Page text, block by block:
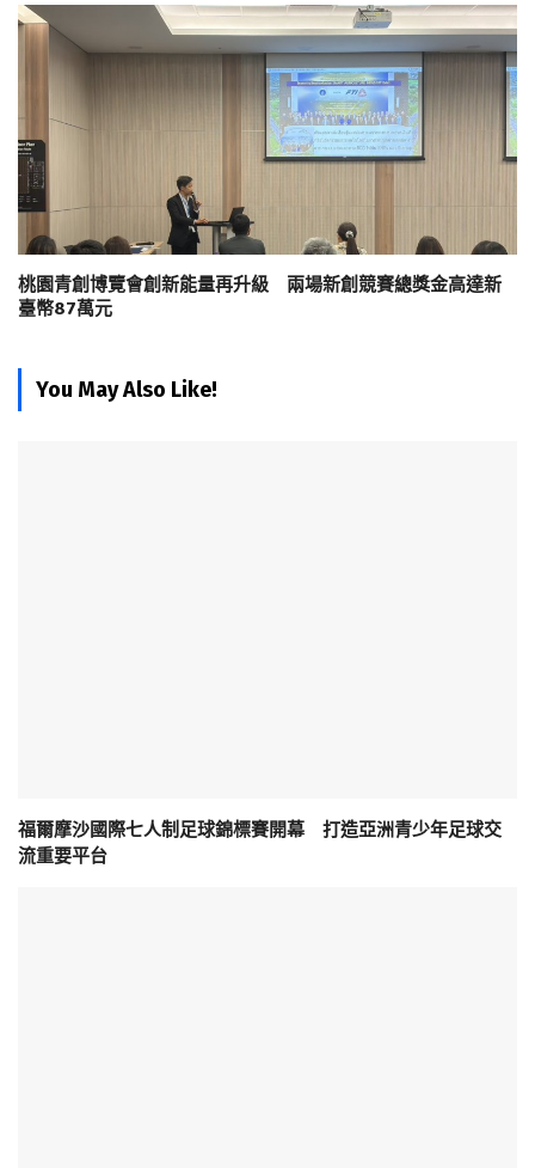
桃園青創博覽會創新能量再升級 兩場新創競賽總獎金高達新
臺幣87萬元
You May Also Like!
福爾摩沙國際七人制足球錦標賽開幕 打造亞洲青少年足球交
流重要平台